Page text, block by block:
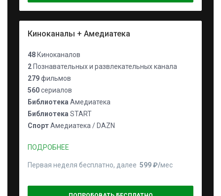
Киноканалы + Амедиатека
48 Киноканалов
2 Познавательных и развлекательных канала
279фильмов
560сериалов
Библиотека Амедиатека
Библиотека START
СпортАмедиатека / DAZN
ПОДРОБНЕЕ
Первая неделя бесплатно, далее 599 ₽⁠/⁠мес